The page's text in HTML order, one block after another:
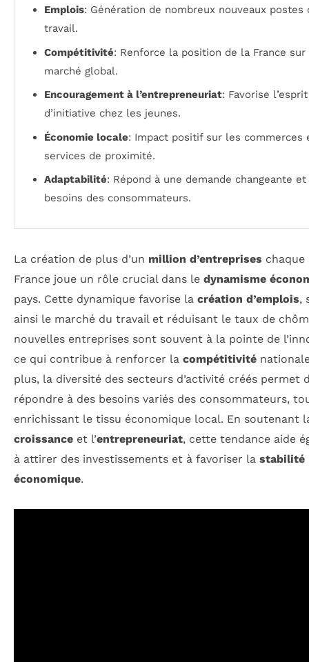
Emplois: Génération de nombreux nouveaux postes
travail.
Compétitivité: Renforce la position de la France sur
marché global.
Encouragement à l’entrepreneuriat: Favorise l’esprit
d’initiative chez les jeunes.
Économie locale: Impact positif sur les commerces
services de proximité.
Adaptabilité: Répond à une demande changeante et
besoins des consommateurs.
La création de plus d’un million d’entreprises chaque
France joue un rôle crucial dans le dynamisme
pays. Cette dynamique favorise la création d’emplois,
ainsi le marché du travail et réduisant le taux de
nouvelles entreprises sont souvent à la pointe de
ce qui contribue à renforcer la compétitivité
plus, la diversité des secteurs d’activité créés permet
répondre à des besoins variés des consommateurs,
enrichissant le tissu économique local. En soutenant
croissance et l’entrepreneuriat, cette tendance aide
à attirer des investissements et à favoriser la stabilité
économique.